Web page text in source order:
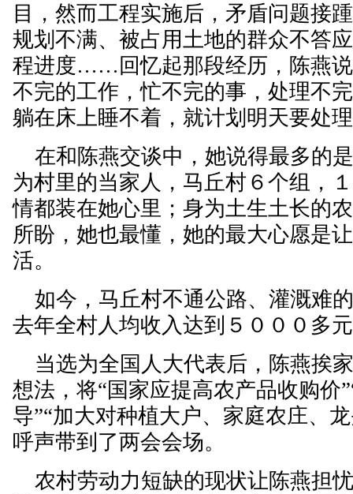
目，然而工程实施后，矛盾问题接
规划不满、被占用土地的群众不答
程进度……回忆起那段经历，陈燕
不完的工作，忙不完的事，处理不
躺在床上睡不着，就计划明天要处
在和陈燕交谈中，她说得最多的
为村里的当家人，马丘村６个组，
情都装在她心里；身为土生土长的
所盼，她也最懂，她的最大心愿是
活。
如今，马丘村不通公路、灌溉难
去年全村人均收入达到５０００多
当选为全国人大代表后，陈燕挨
想法，将“国家应提高农产品收购价
导”“加大对种植大户、家庭农庄、
呼声带到了两会会场。
农村劳动力短缺的现状让陈燕担